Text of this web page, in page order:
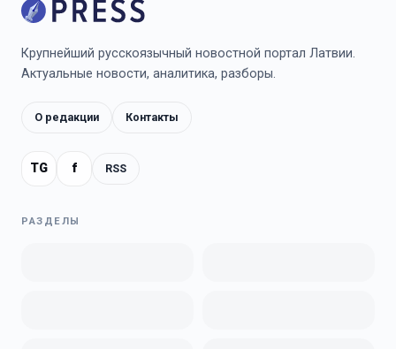
Крупнейший русскоязычный новостной портал Латвии.
Актуальные новости, аналитика, разборы.
О редакции Контакты
TG f RSS
РАЗДЕЛЫ